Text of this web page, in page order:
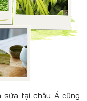
sữa tại châu Á cũng